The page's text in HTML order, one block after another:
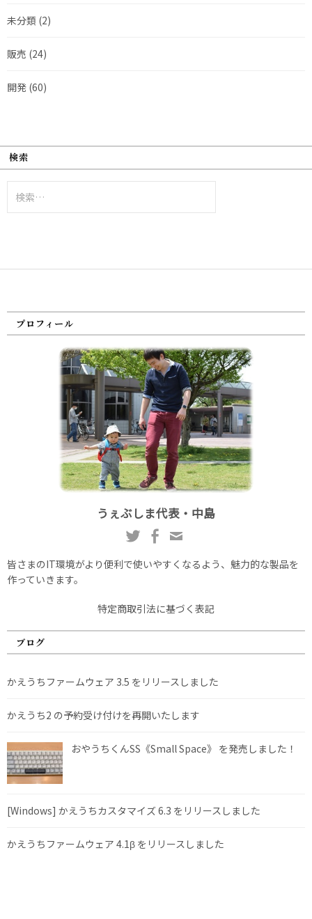
未分類 (2)
販売 (24)
開発 (60)
検索
索:
プロフィール
うぇぶしま代表・中島
皆さまのIT環境がより便利で使いやすくなるよう、魅力的な製品を
作っていきます。
特定商取引法に基づく表記
ブログ
かえうちファームウェア 3.5 をリリースしました
かえうち2 の予約受け付けを再開いたします
おやうちくんSS《Small Space》 を発売しました！
[Windows] かえうちカスタマイズ 6.3 をリリースしました
かえうちファームウェア 4.1β をリリースしました